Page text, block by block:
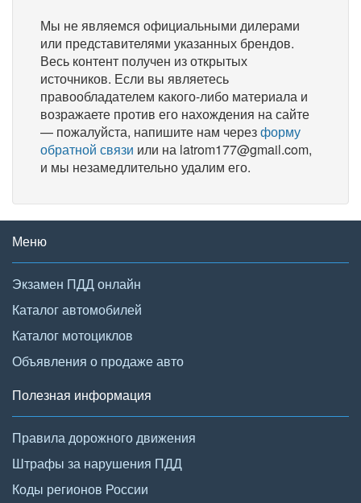
Мы не являемся официальными дилерами
или представителями указанных брендов.
Весь контент получен из открытых
источников. Если вы являетесь
правообладателем какого-либо материала и
возражаете против его нахождения на сайте
— пожалуйста, напишите нам черезформу
обратной связи или на latrom177@gmail.com,
и мы незамедлительно удалим его.
Меню
Экзамен ПДД онлайн
Каталог автомобилей
Каталог мотоциклов
Объявления о продаже авто
Полезная информация
Правила дорожного движения
Штрафы за нарушения ПДД
Коды регионов России